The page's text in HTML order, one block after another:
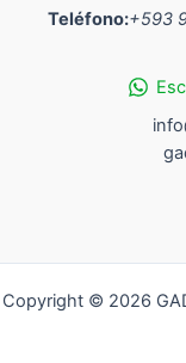
Teléfono:+593
Copyright © 2026